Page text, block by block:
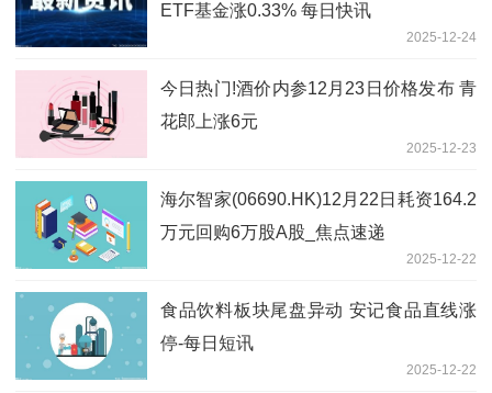
ETF基金涨0.33% 每日快讯
2025-12-24
今日热门!酒价内参12月23日价格发布 青
花郎上涨6元
2025-12-23
海尔智家(06690.HK)12月22日耗资164.2
万元回购6万股A股_焦点速递
2025-12-22
食品饮料板块尾盘异动 安记食品直线涨
停-每日短讯
2025-12-22